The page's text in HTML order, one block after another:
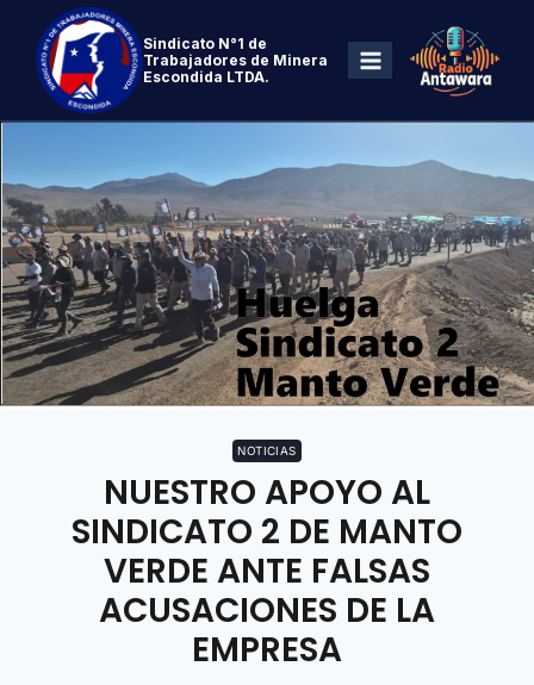
Sindicato N°1 de
Trabajadores de Minera
Escondida LTDA.
NOTICIAS
NUESTRO APOYO AL
SINDICATO 2 DE MANTO
VERDE ANTE FALSAS
ACUSACIONES DE LA
EMPRESA